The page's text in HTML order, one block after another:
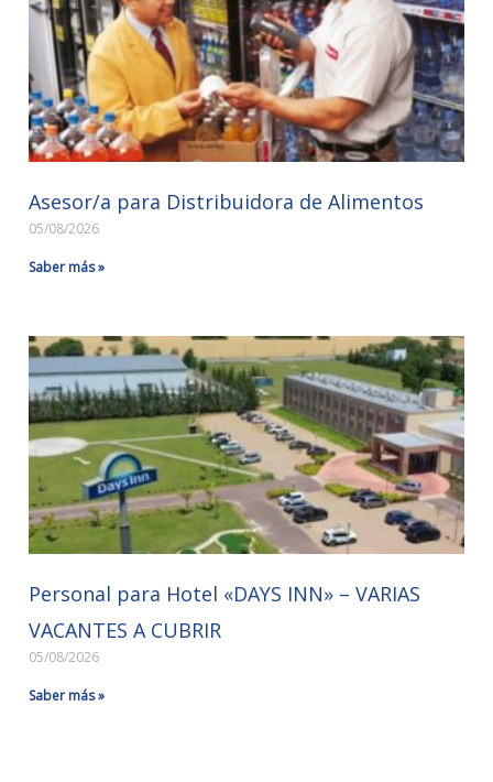
Asesor/a para Distribuidora de Alimentos
05/08/2026
Saber más »
Personal para Hotel «DAYS INN» – VARIAS
VACANTES A CUBRIR
05/08/2026
Saber más »